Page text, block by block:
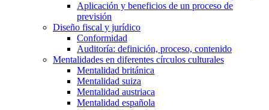
Aplicación y beneficios de un proceso de
previsión
Diseño fiscal y jurídico
Conformidad
Auditoría: definición, proceso, contenido
Mentalidades en diferentes círculos culturales
Mentalidad británica
Mentalidad suiza
Mentalidad austriaca
Mentalidad española